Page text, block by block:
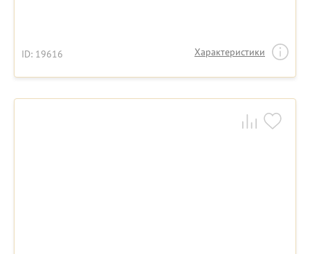
ID: 19616 Характеристики